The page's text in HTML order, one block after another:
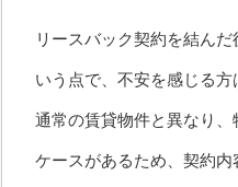
リースバック契約を結ん
いう点で、不安を感じる方
通常の賃貸物件と異なり
ケースがあるため、契約内